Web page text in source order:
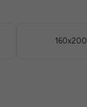
160x200